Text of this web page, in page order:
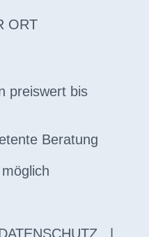
ORT
preiswert bis
Beratung